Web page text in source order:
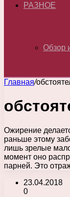
РАЗНОЕ
Обзор
Главная/
Ожирение
раньше этому
лишь зрелые
момент оно
парней. Это
23.04.2018
0